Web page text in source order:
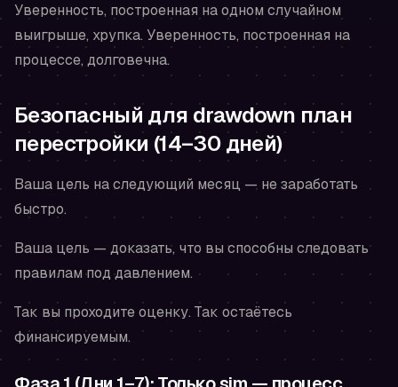
Уверенность, построенная на одном случайном
выигрыше, хрупка. Уверенность, построенная на
процессе, долговечна.
Безопасный для drawdown план
перестройки (14–30 дней)
Ваша цель на следующий месяц — не заработать
быстро.
Ваша цель — доказать, что вы способны следовать
правилам под давлением.
Так вы проходите оценку. Так остаётесь
финансируемым.